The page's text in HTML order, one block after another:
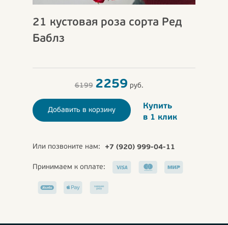
21 кустовая роза сорта Ред
Баблз
6199 2259 руб.
Добавить в корзину
Купить
в 1 клик
Или позвоните нам: +7 (920) 999-04-11
Принимаем к оплате: